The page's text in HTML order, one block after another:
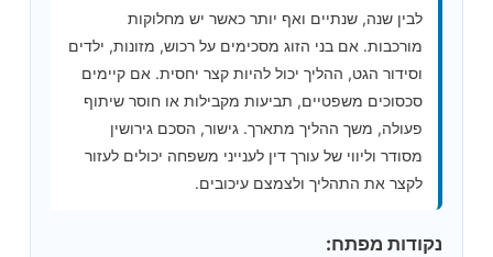
לבין שנה, שנתיים ואף יותר כאשר יש מחלוקות
מורכבות. אם בני הזוג מסכימים על רכוש, מזונות, ילדים
וסידור הגט, ההליך יכול להיות קצר יחסית. אם קיימים
סכסוכים משפטיים, תביעות מקבילות או חוסר שיתוף
פעולה, משך ההליך מתארך. גישור, הסכם גירושין
מסודר וליווי של עורך דין לענייני משפחה יכולים לעזור
לקצר את התהליך ולצמצם עיכובים.
נקודות מפתח: